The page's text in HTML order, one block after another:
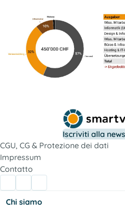
Iscriviti alla
CGU, CG & Protezione dei dati
Impressum
Contatto
Chi siamo